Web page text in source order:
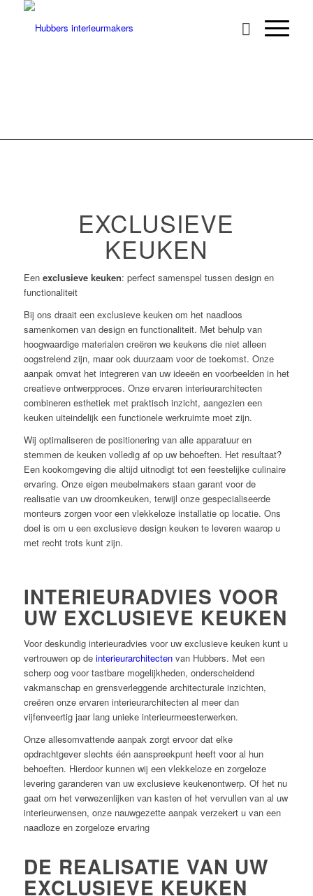
EXCLUSIEVE
KEUKEN
Een exclusieve keuken: perfect samenspel tussen design en
functionaliteit
Bij ons draait een exclusieve keuken om het naadloos
samenkomen van design en functionaliteit. Met behulp van
hoogwaardige materialen creëren we keukens die niet alleen
oogstrelend zijn, maar ook duurzaam voor de toekomst. Onze
aanpak omvat het integreren van uw ideeën en voorbeelden in het
creatieve ontwerpproces. Onze ervaren interieurarchitecten
combineren esthetiek met praktisch inzicht, aangezien een
keuken uiteindelijk een functionele werkruimte moet zijn.
Wij optimaliseren de positionering van alle apparatuur en
stemmen de keuken volledig af op uw behoeften. Het resultaat?
Een kookomgeving die altijd uitnodigt tot een feestelijke culinaire
ervaring. Onze eigen meubelmakers staan garant voor de
realisatie van uw droomkeuken, terwijl onze gespecialiseerde
monteurs zorgen voor een vlekkeloze installatie op locatie. Ons
doel is om u een exclusieve design keuken te leveren waarop u
met recht trots kunt zijn.
INTERIEURADVIES VOOR
UW EXCLUSIEVE KEUKEN
Voor deskundig interieuradvies voor uw exclusieve keuken kunt u
vertrouwen op de interieurarchitectenvan Hubbers. Met een
scherp oog voor tastbare mogelijkheden, onderscheidend
vakmanschap en grensverleggende architecturale inzichten,
creëren onze ervaren interieurarchitecten al meer dan
vijfenveertig jaar lang unieke interieurmeesterwerken.
Onze allesomvattende aanpak zorgt ervoor dat elke
opdrachtgever slechts één aanspreekpunt heeft voor al hun
behoeften. Hierdoor kunnen wij een vlekkeloze en zorgeloze
levering garanderen van uw exclusieve keukenontwerp. Of het nu
gaat om het verwezenlijken van kasten of het vervullen van al uw
interieurwensen, onze nauwgezette aanpak verzekert u van een
naadloze en zorgeloze ervaring
DE REALISATIE VAN UW
EXCLUSIEVE KEUKEN